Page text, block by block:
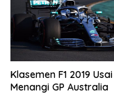
Klasemen F1 2019
Menangi GP Australia